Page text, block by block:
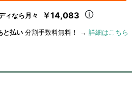
ィなら月々 ￥14,083
と払い 分割手数料無料！ → 詳細はこちら